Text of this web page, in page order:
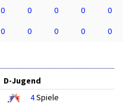
0 0 0 0
0
0 0 0 0 0
D-Jugend
4Spiele